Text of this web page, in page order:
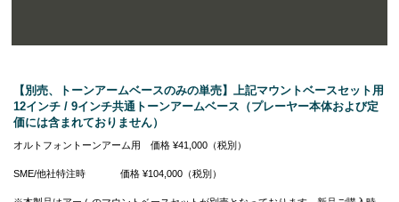
【別売、トーンアームベースのみの単売】上記マウントベースセット用
12インチ / 9インチ共通トーンアームベース（プレーヤー本体および定
価には含まれておりません）
オルトフォントーンアーム用 価格 ¥41,000（税別）
SME/他社特注時 価格 ¥104,000（税別）